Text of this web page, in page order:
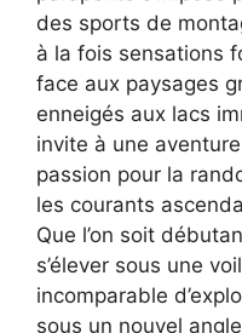
des sports de
à la fois sensations
face aux paysages
enneigés aux lacs
invite à une
passion pour la
les courants
Que l’on soit
s’élever sous une
incomparable
sous un nouvel